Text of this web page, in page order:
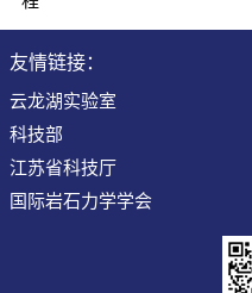
友情链接：
云龙湖实验室
科技部
江苏省科技厅
国际岩石力学学会